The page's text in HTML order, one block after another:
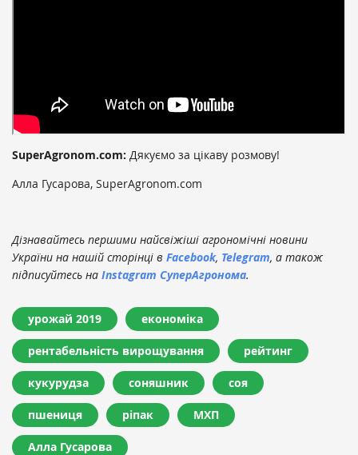
SuperAgronom.com: Дякуємо за цікаву розмову!
Алла Гусарова, SuperAgronom.com
Дізнавайтесь першими найсвіжіші агрономічні новини
України на нашій сторінці в Facebook, Telegram, а також
підписуйтесь на Instagram СуперАгронома.
урожай 2019 економіка
рентабельність вирощування рейтинг
кукурудза соняшник соя
пшениця ріпак МХП
Алла Гусарова